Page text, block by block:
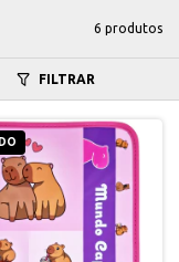
6 produtos
FILTRAR